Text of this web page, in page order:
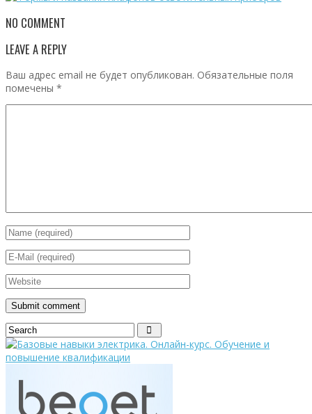
NO COMMENT
LEAVE A REPLY
Ваш адрес email не будет опубликован. Обязательные поля
помечены *